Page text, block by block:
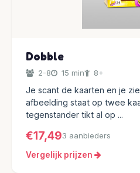
Dobble
2-8 15 min 8+
Je scant de kaarten en je
afbeelding staat op twee
tegenstander tikt al op ...
€17,493 aanbieders
Vergelijk prijzen